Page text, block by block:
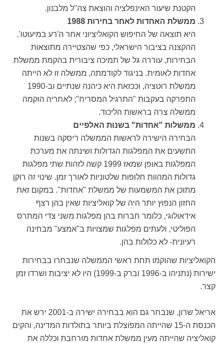
הקטנת שיעור האינפלציה והוצאת צה"ל מלבנון.
ממשלת האחדות לאחר בחירות 1988
היא תוצאה של החיפוש הקואליציוני אחר ה'רע במיעוטו'.
ההקצנה בציבור הישראלי, כפי שהצטיירה מתוצאות
הבחירות, עוררה גל של תמיכה ציבורית בהקמת ממשלת
אחדות לאומית. בניגוד לקודמתה, ממשלה זו לא הייתה
ממשלת רוטציה, וככזאת היא כיהנה שנתיים וב-1990
התפרקה בעקבות "התרגיל המסריח"; לאחריה הוקמה
ממשלה צרה בראשות הליכוד.
ממשלות "אחדות" בשנות האלפיים
הבחירה הישירה לראשות הממשלה ריסקה בשנות
התשעים את המפלגות הגדולות ושינתה את מערכת
המפלגות באופן שמאז 1999 קשה לזהות שתי מפלגות
גדולות המהוות חלופות שלטוניות לאורך זמן. שינוי זה רוקן
מתוכן את המשמעות של ממשלת "אחדות". במקום זאת
החזון הנפוץ יותר היה של קואליציות שאין בהן רצף
אידאולוגי, כלומר חברות בהן מפלגות משני צדי המתרס
הפוליטי, ולעתים מפלגות שמצויות ב"אמצע" מבחינה
רעיונית- לא כלולות בהן.
הקואליציות שהוקמו תחת ראשי הממשלה שנבחרו בבחירות
ישירות (נתניהו ב-1996 וברק ב-1999) היו לא יציבות ושרדו זמן
קצר.
אריאל שרון, שנבחר גם הוא בבחירה ישירה ב-2001 ירש את
הכנסת ה-15 שהייתה המפוצלת ביותר בתולדות המדינה, והקים
קואליציה שהייתה מעין ממשלת אחדות מורחבת וכללה את